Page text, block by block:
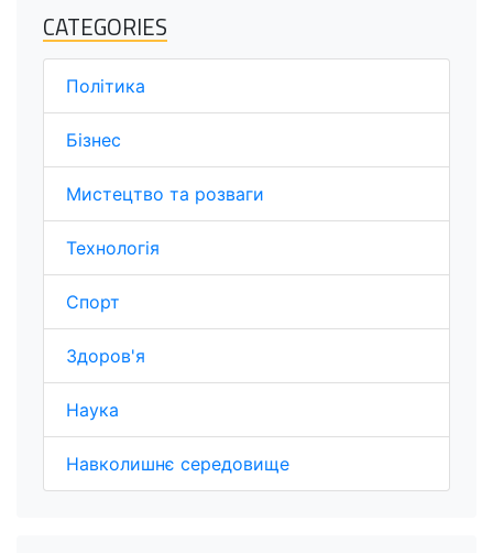
CATEGORIES
Політика
Бізнес
Мистецтво та розваги
Технологія
Спорт
Здоров'я
Наука
Навколишнє середовище